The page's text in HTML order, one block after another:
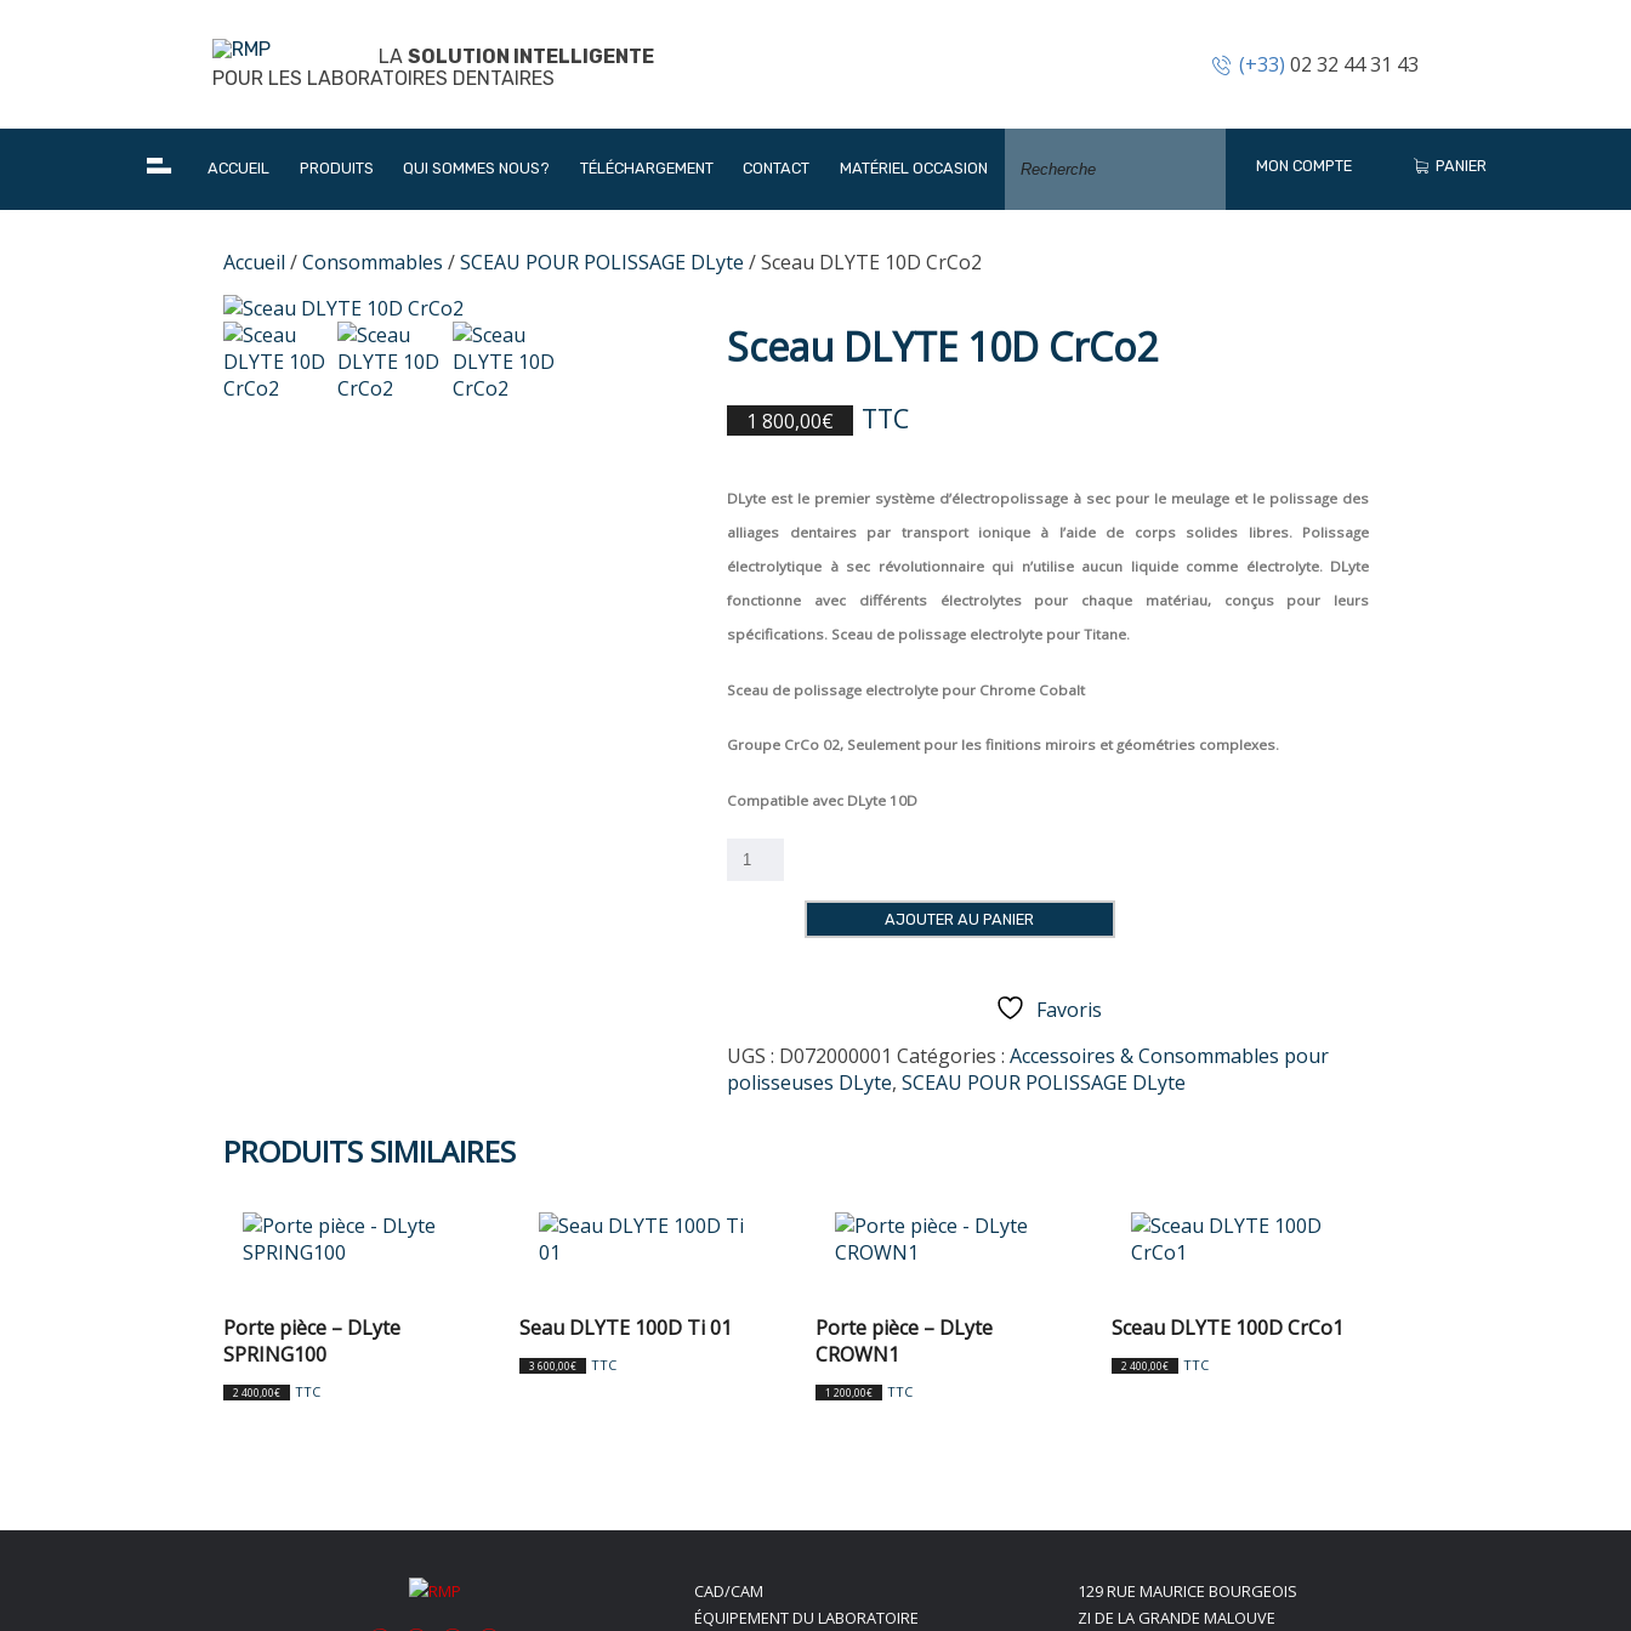
LASOLUTION INTELLIGENTE
POUR LES LABORATOIRES DENTAIRES
(+33) 02 32 44 31 43
ACCUEIL PRODUITS QUI SOMMES NOUS? TÉLÉCHARGEMENT CONTACT MATÉRIEL OCCASION MON COMPTE PANIER
Accueil /Consommables /SCEAU POUR POLISSAGE DLyte / Sceau DLYTE 10D CrCo2
Sceau DLYTE 10D CrCo2
1 800,00€ TTC
DLyte est le premier système d’électropolissage à sec pour le meulage et le polissage des
alliages dentaires par transport ionique à l’aide de corps solides libres. Polissage
électrolytique à sec révolutionnaire qui n’utilise aucun liquide comme électrolyte. DLyte
fonctionne avec différents électrolytes pour chaque matériau, conçus pour leurs
spécifications. Sceau de polissage electrolyte pour Titane.
Sceau de polissage electrolyte pour Chrome Cobalt
Groupe CrCo 02, Seulement pour les finitions miroirs et géométries complexes.
Compatible avec DLyte 10D
quantité
AJOUTER AU PANIER
Favoris
UGS : D072000001 Catégories :Accessoires & Consommables pour
polisseuses DLyte,SCEAU POUR POLISSAGE DLyte
PRODUITS SIMILAIRES
Porte pièce – DLyte
SPRING100
2 400,00€ TTC
Seau DLYTE 100D Ti 01
3 600,00€ TTC
Porte pièce – DLyte
CROWN1
1 200,00€ TTC
Sceau DLYTE 100D CrCo1
2 400,00€ TTC
CAD/CAM
ÉQUIPEMENT DU LABORATOIRE
129 RUE MAURICE BOURGEOIS
ZI DE LA GRANDE MALOUVE